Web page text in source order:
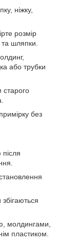
ніжку,
розмір
шляпки.
або трубки
старого
без
молдингами,
пластиком.